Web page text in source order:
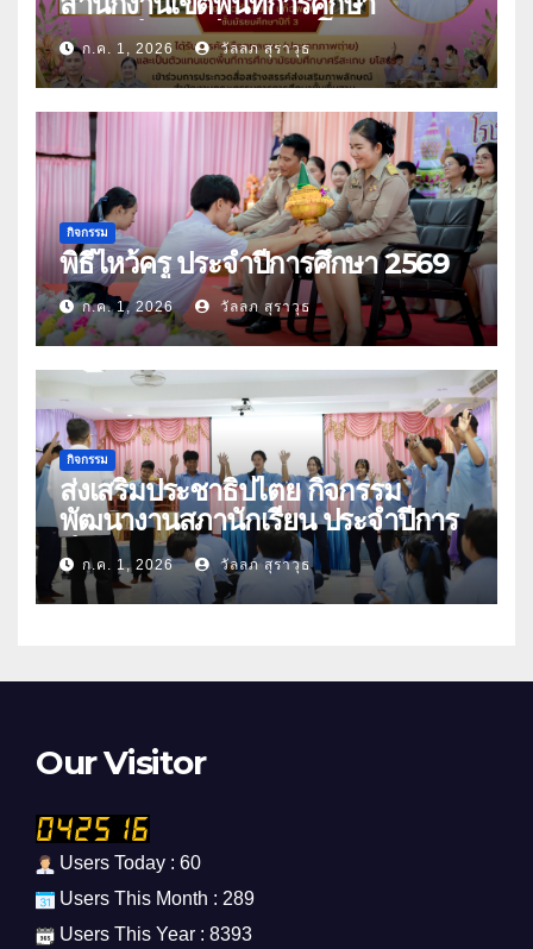
มัธยมศึกษาศรีสะเกษ ยโสธร
ก.ค. 1, 2026 วัลลภ สุราวุธ
กิจกรรม
พิธีไหว้ครู ประจำปีการศึกษา 2569
ก.ค. 1, 2026 วัลลภ สุราวุธ
กิจกรรม
ส่งเสริมประชาธิปไตย กิจกรรม
พัฒนางานสภานักเรียน ประจำปีการ
ศึกษา 2569
ก.ค. 1, 2026 วัลลภ สุราวุธ
Our Visitor
Users Today : 60
Users This Month : 289
Users This Year : 8393